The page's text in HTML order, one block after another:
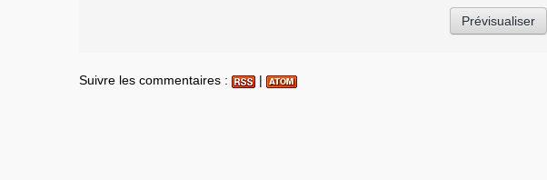
Suivre les commentaires : |